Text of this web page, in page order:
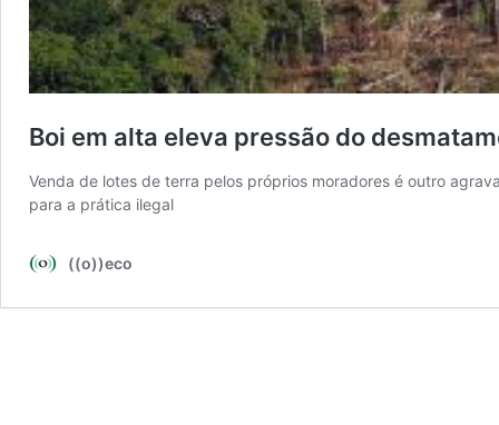
Boi em alta eleva pressão do
Venda de lotes de terra pelos próprios moradores é outro
para a prática ilegal
((o))eco